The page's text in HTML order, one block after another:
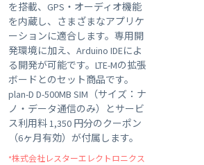
を搭載、GPS・オーディオ機能
を内蔵し、さまざまなアプリケ
ーションに適合します。専用開
発環境に加え、Arduino IDEによ
る開発が可能です。LTE-Mの拡張
ボードとのセット商品です。
plan-D D-500MB SIM（サイズ：ナ
ノ・データ通信のみ）とサービ
ス利用料 1,350 円分のクーポン
（6ヶ月有効）が付属します。
*株式会社レスターエレクトロニクス